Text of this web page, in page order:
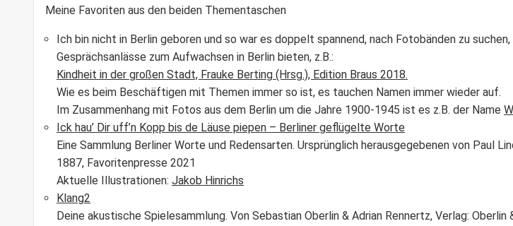
Meine Favoriten aus den beiden Thementaschen
Ich bin nicht in Berlin geboren und so war es doppelt spannend, nach Fotobänden zu suchen,
Gesprächsanlässe zum Aufwachsen in Berlin bieten, z.B.:
Kindheit in der großen Stadt, Frauke Berting (Hrsg.), Edition Braus 2018.
Wie es beim Beschäftigen mit Themen immer so ist, es tauchen Namen immer wieder auf.
Im Zusammenhang mit Fotos aus dem Berlin um die Jahre 1900-1945 ist es z.B. der Name
Ick hau’ Dir uff’n Kopp bis de Läuse piepen – Berliner geflügelte Worte
Eine Sammlung Berliner Worte und Redensarten. Ursprünglich herausgegebenen von Paul
1887, Favoritenpresse 2021
Aktuelle Illustrationen: Jakob Hinrichs
Klang2
Deine akustische Spielesammlung. Von Sebastian Oberlin & Adrian Rennertz, Verlag: Oberlin